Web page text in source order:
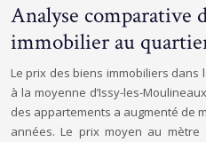
Analyse comparative
immobilier au
Le prix des biens immobiliers dans
à la moyenne d’Issy-les-
des appartements a augmenté de
années. Le prix moyen au mètre